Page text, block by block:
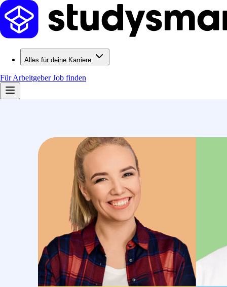
Alles für deine Karriere
Für ArbeitgeberJob finden